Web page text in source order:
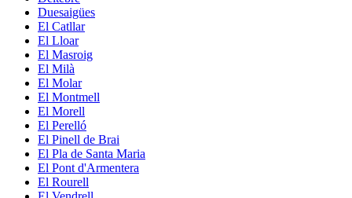
Duesaigües
El Catllar
El Lloar
El Masroig
El Milà
El Molar
El Montmell
El Morell
El Perelló
El Pinell de Brai
El Pla de Santa Maria
El Pont d'Armentera
El Rourell